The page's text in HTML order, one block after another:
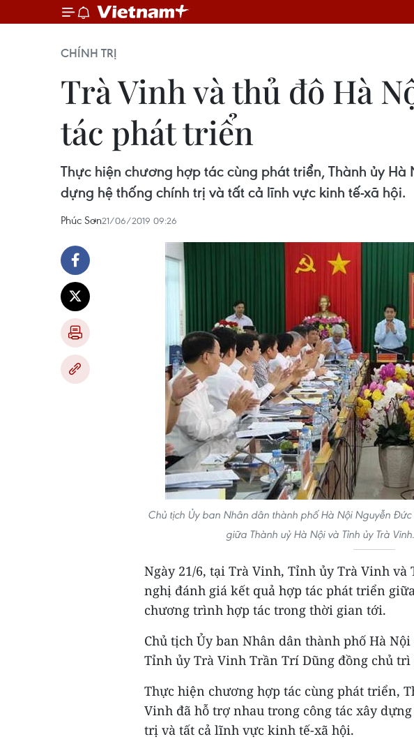
CHÍNH TRỊ
Trà Vinh và thủ đô Hà
tác phát triển
Thực hiện chương hợp tác cùng phát triển, Thành ủy
dựng hệ thống chính trị và tất cả lĩnh vực kinh tế-xã hội.
Phúc Sơn21/06/2019 09:26
Chủ tịch Ủy ban Nhân dân thành phố Hà Nội Nguyễn
giữa Thành uỷ Hà Nội và Tỉnh ủy Trà
Ngày 21/6, tại Trà Vinh, Tỉnh ủy Trà Vinh và
nghị đánh giá kết quả hợp tác phát triển
chương trình hợp tác trong thời gian tới.
Chủ tịch Ủy ban Nhân dân thành phố Hà
Tỉnh ủy Trà Vinh Trần Trí Dũng đồng chủ
Thực hiện chương hợp tác cùng phát triển,
Vinh đã hỗ trợ nhau trong công tác xây
trị và tất cả lĩnh vực kinh tế-xã hội.